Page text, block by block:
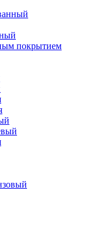
покрытием